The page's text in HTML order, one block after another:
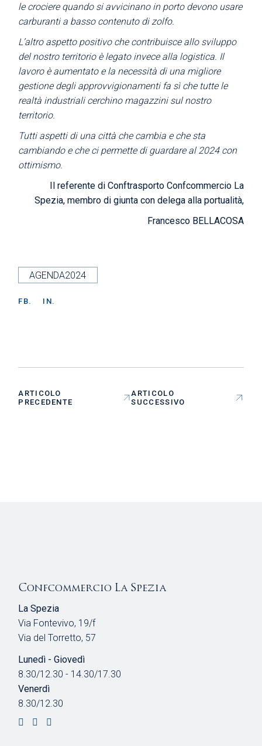
le crociere quando si avvicinano in porto devono usare
carburanti a basso contenuto di zolfo.
L’altro aspetto positivo che contribuisce allo sviluppo
del nostro territorio è legato invece alla logistica. Il
lavoro è aumentato e la necessità di una migliore
gestione degli approvvigionamenti fa sì che tutte le
realtà industriali cerchino magazzini sul nostro
territorio.
Tutti aspetti di una città che cambia e che sta
cambiando e che ci permette di guardare al 2024 con
ottimismo.
Il referente di Conftrasporto Confcommercio La
Spezia, membro di giunta con delega alla portualità,
Francesco BELLACOSA
AGENDA2024
FB. IN.
ARTICOLO
PRECEDENTE
ARTICOLO
SUCCESSIVO
Confcommercio La Spezia
La Spezia
Via Fontevivo, 19/f
Via del Torretto, 57
Lunedì - Giovedì
8.30/12.30 - 14.30/17.30
Venerdì
8.30/12.30